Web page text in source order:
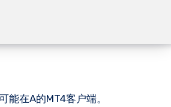
能在A的MT4客户端。